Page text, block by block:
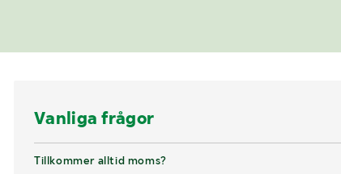
Vanliga frågor
Tillkommer alltid moms?